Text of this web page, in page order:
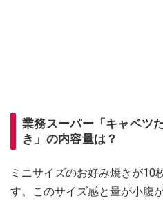
業務スーパー「キャベツ
き」の内容量は？
ミニサイズのお好み焼きが10
す。このサイズ感と量が小腹